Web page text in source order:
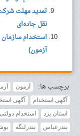
تمدید مهلت
نقل جاده‌ای
آزمون)
برچسب ها: آزمون
آگهی استخدام
آگهی
استان یزد
استخدام دولتی
بندرعباس
بندرلنگه